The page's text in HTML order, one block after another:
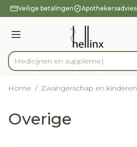
Ga naar de inhoud
1 van 1
Veilige betalingen Apothekersadvies
Menu
Product, merk, categorie...
Medic
Home / Zwangerschap en kinderen
Overige